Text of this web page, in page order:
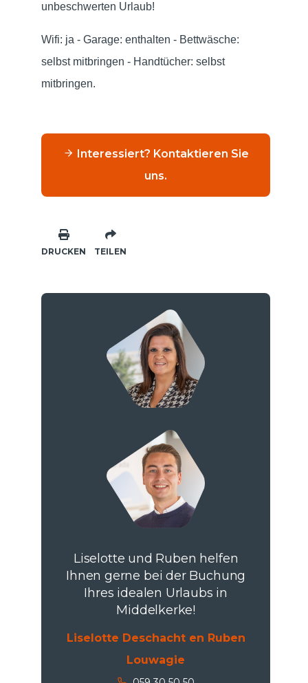
unbeschwerten Urlaub!
Wifi: ja - Garage: enthalten - Bettwäsche:
selbst mitbringen - Handtücher: selbst
mitbringen.
uns.
DRUCKEN TEILEN
Liselotte und Ruben helfen
Ihnen gerne bei der Buchung
Ihres idealen Urlaubs in
Middelkerke!
Liselotte Deschacht en Ruben
Louwagie